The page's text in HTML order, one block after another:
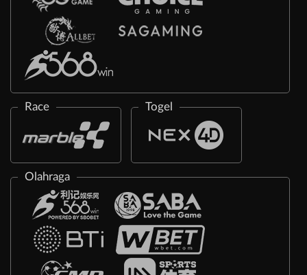
Race Togel
Olahraga